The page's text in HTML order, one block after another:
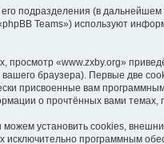
подразделения (в
Teams») используют
«www.zxby.org»
браузера). Первые две
присвоенные вам
о прочтённых вами
установить cookies,
исключительно программным